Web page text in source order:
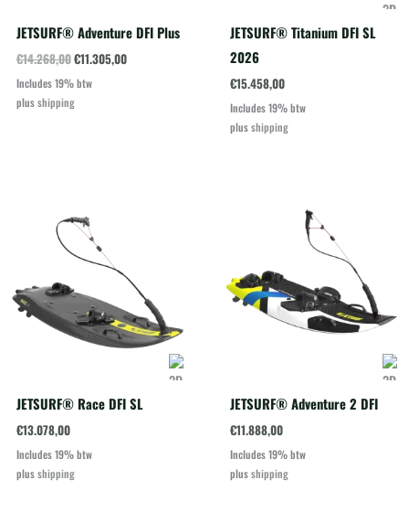
JETSURF® Adventure DFI Plus
€14.268,00Oorspronkelijke
was:
€14.268,00.
€11.305,00Huidige
Includes 19% btw
plusshipping
JETSURF® Titanium DFI SL
2026
€15.458,00
Includes 19% btw
plusshipping
JETSURF® Race DFI SL
€13.078,00
Includes 19% btw
plusshipping
JETSURF® Adventure 2 DFI
€11.888,00
Includes 19% btw
plusshipping